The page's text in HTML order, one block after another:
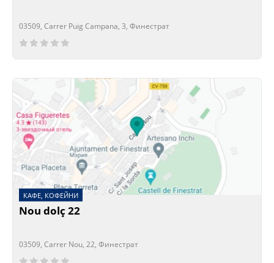
03509, Carrer Puig Campana, 3, Финестрат
Сейчас открыто!
Сейчас закрыто!
КАФЕ, КОФЕЙНИ
Nou dolç 22
03509, Carrer Nou, 22, Финестрат
Сейчас открыто!
Сейчас закрыто!